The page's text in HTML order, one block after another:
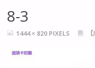
8-3
FULL1444 × 820 PIXELS